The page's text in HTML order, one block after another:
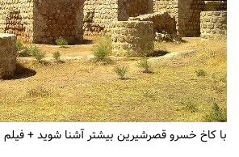
با کاخ خسرو قصرشیرین بیشتر آشنا شوید + فیلم